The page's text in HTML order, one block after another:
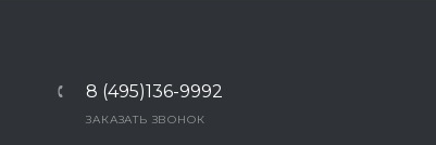
8 (495)136-9992
ЗАКАЗАТЬ ЗВОНОК